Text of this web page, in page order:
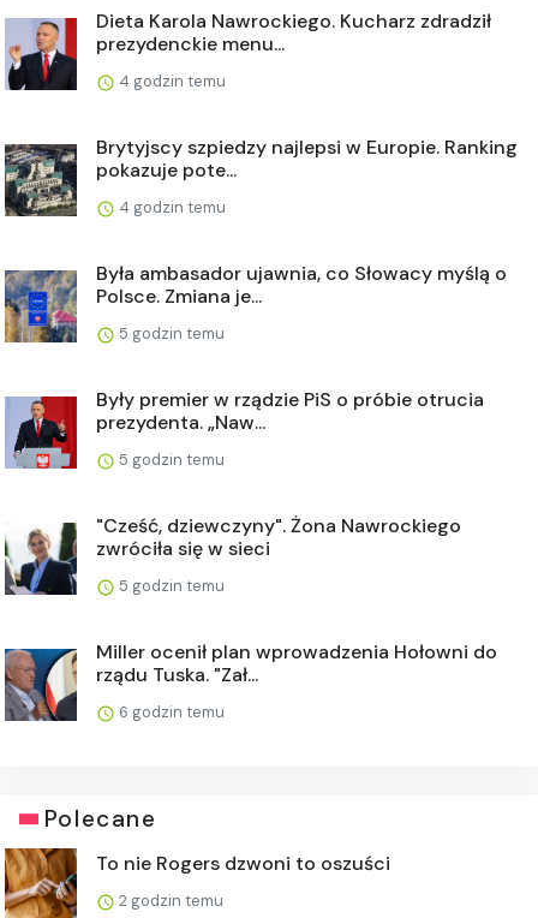
Dieta Karola Nawrockiego. Kucharz zdradził
prezydenckie menu...
4 godzin temu
Brytyjscy szpiedzy najlepsi w Europie. Ranking
pokazuje pote...
4 godzin temu
Była ambasador ujawnia, co Słowacy myślą o
Polsce. Zmiana je...
5 godzin temu
Były premier w rządzie PiS o próbie otrucia
prezydenta. „Naw...
5 godzin temu
"Cześć, dziewczyny". Żona Nawrockiego
zwróciła się w sieci
5 godzin temu
Miller ocenił plan wprowadzenia Hołowni do
rządu Tuska. "Zał...
6 godzin temu
Polecane
To nie Rogers dzwoni to oszuści
2 godzin temu